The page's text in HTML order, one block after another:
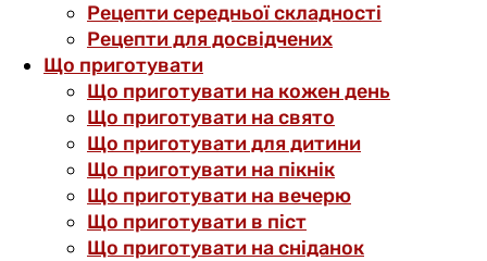
Рецепти середньої складності
Рецепти для досвідчених
Що приготувати
Що приготувати на кожен день
Що приготувати на свято
Що приготувати для дитини
Що приготувати на пікнік
Що приготувати на вечерю
Що приготувати в піст
Що приготувати на сніданок